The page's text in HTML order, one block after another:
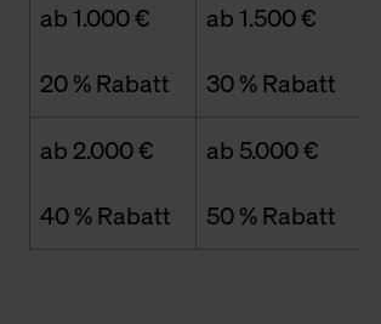
ab 1.000 €
20 % Rabatt
ab 1.500 €
30 % Rabatt
ab 2.000 €
40 % Rabatt
ab 5.000 €
50 % Rabatt